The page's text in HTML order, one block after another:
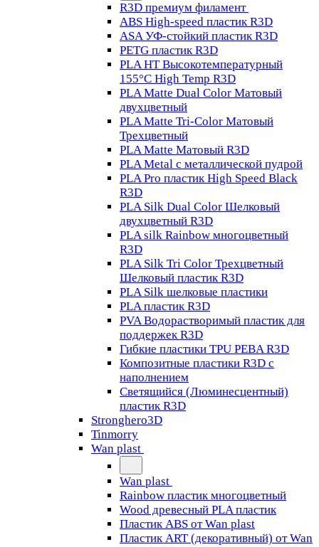
R3D премиум филамент
ABS High-speed пластик R3D
ASA УФ-стойкий пластик R3D
PETG пластик R3D
PLA HT Высокотемпературный
155°C High Temp R3D
PLA Matte Dual Color Матовый
двухцветный
PLA Matte Tri-Color Матовый
Трехцветный
PLA Matte Матовый R3D
PLA Metal с металлической пудрой
PLA Pro пластик High Speed Black
R3D
PLA Silk Dual Color Шелковый
двухцветный R3D
PLA silk Rainbow многоцветный
R3D
PLA Silk Tri Color Трехцветный
Шелковый пластик R3D
PLA Silk шелковые пластики
PLA пластик R3D
PVA Водорастворимый пластик для
поддержек R3D
Гибкие пластики TPU PEBA R3D
Композитные пластики R3D с
наполнением
Светящийся (Люминесцентный)
пластик R3D
Stronghero3D
Tinmorry
Wan plast
Wan plast
Rainbow пластик многоцветный
Wood древесный PLA пластик
Пластик ABS от Wan plast
Пластик ART (декоративный) от Wan